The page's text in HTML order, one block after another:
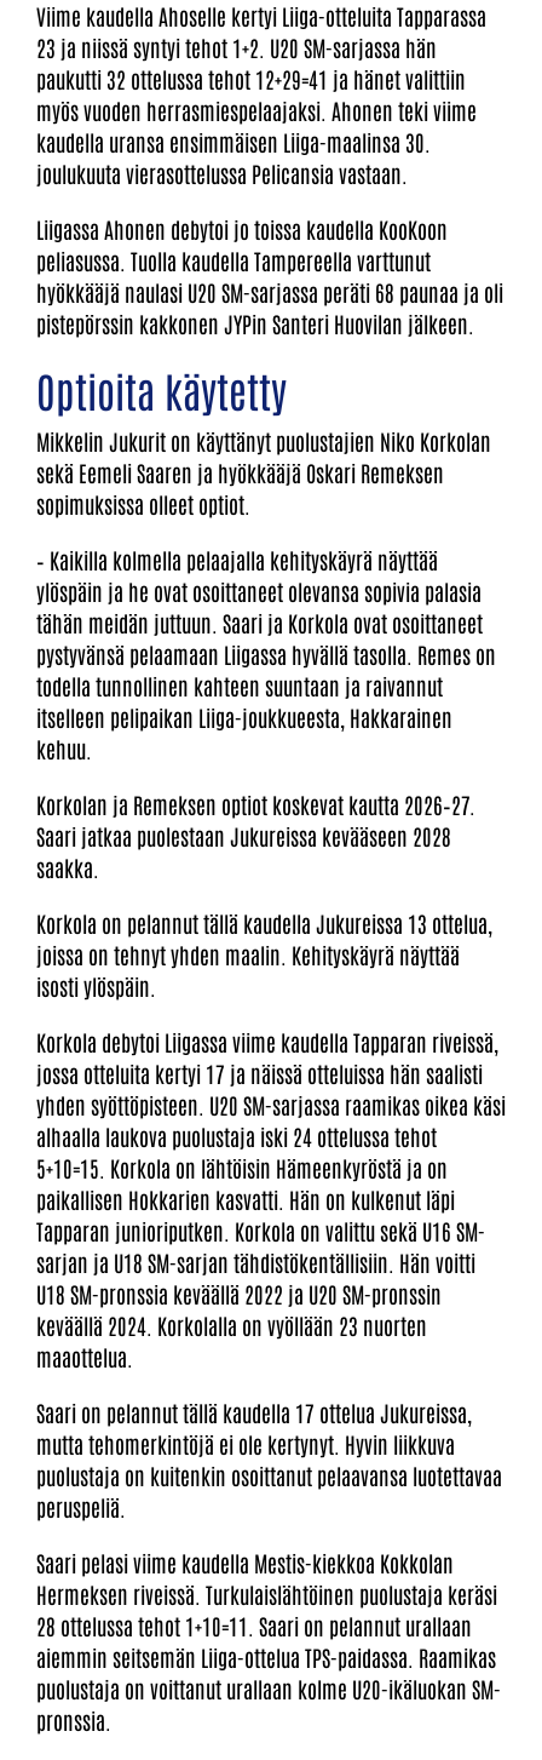
Viime kaudella Ahoselle kertyi Liiga-otteluita Tapparassa
23 ja niissä syntyi tehot 1+2. U20 SM-sarjassa hän
paukutti 32 ottelussa tehot 12+29=41 ja hänet valittiin
myös vuoden herrasmiespelaajaksi. Ahonen teki viime
kaudella uransa ensimmäisen Liiga-maalinsa 30.
joulukuuta vierasottelussa Pelicansia vastaan.
Liigassa Ahonen debytoi jo toissa kaudella KooKoon
peliasussa. Tuolla kaudella Tampereella varttunut
hyökkääjä naulasi U20 SM-sarjassa peräti 68 paunaa ja oli
pistepörssin kakkonen JYPin Santeri Huovilan jälkeen.
Optioita käytetty
Mikkelin Jukurit on käyttänyt puolustajien Niko Korkolan
sekä Eemeli Saaren ja hyökkääjä Oskari Remeksen
sopimuksissa olleet optiot.
– Kaikilla kolmella pelaajalla kehityskäyrä näyttää
ylöspäin ja he ovat osoittaneet olevansa sopivia palasia
tähän meidän juttuun. Saari ja Korkola ovat osoittaneet
pystyvänsä pelaamaan Liigassa hyvällä tasolla. Remes on
todella tunnollinen kahteen suuntaan ja raivannut
itselleen pelipaikan Liiga-joukkueesta, Hakkarainen
kehuu.
Korkolan ja Remeksen optiot koskevat kautta 2026–27.
Saari jatkaa puolestaan Jukureissa kevääseen 2028
saakka.
Korkola on pelannut tällä kaudella Jukureissa 13 ottelua,
joissa on tehnyt yhden maalin. Kehityskäyrä näyttää
isosti ylöspäin.
Korkola debytoi Liigassa viime kaudella Tapparan riveissä,
jossa otteluita kertyi 17 ja näissä otteluissa hän saalisti
yhden syöttöpisteen. U20 SM-sarjassa raamikas oikea käsi
alhaalla laukova puolustaja iski 24 ottelussa tehot
5+10=15. Korkola on lähtöisin Hämeenkyröstä ja on
paikallisen Hokkarien kasvatti. Hän on kulkenut läpi
Tapparan junioriputken. Korkola on valittu sekä U16 SM-
sarjan ja U18 SM-sarjan tähdistökentällisiin. Hän voitti
U18 SM-pronssia keväällä 2022 ja U20 SM-pronssin
keväällä 2024. Korkolalla on vyöllään 23 nuorten
maaottelua.
Saari on pelannut tällä kaudella 17 ottelua Jukureissa,
mutta tehomerkintöjä ei ole kertynyt. Hyvin liikkuva
puolustaja on kuitenkin osoittanut pelaavansa luotettavaa
peruspeliä.
Saari pelasi viime kaudella Mestis-kiekkoa Kokkolan
Hermeksen riveissä. Turkulaislähtöinen puolustaja keräsi
28 ottelussa tehot 1+10=11. Saari on pelannut urallaan
aiemmin seitsemän Liiga-ottelua TPS-paidassa. Raamikas
puolustaja on voittanut urallaan kolme U20-ikäluokan SM-
pronssia.